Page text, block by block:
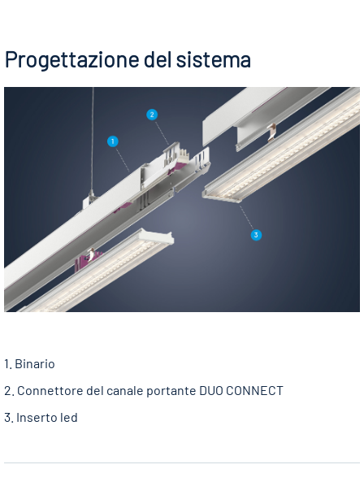
Progettazione del sistema
1. Binario
2. Connettore del canale portante DUO CONNECT
3. Inserto led